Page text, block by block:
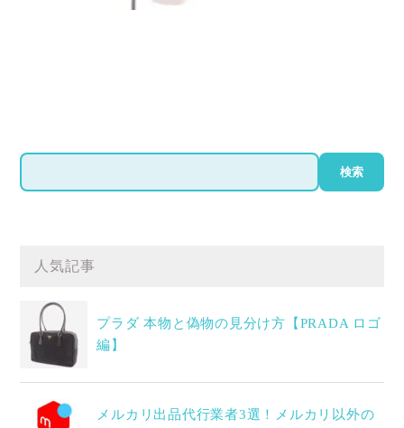
検
索
検索
人気記事
プラダ 本物と偽物の見分け方【PRADA ロゴ
編】
メルカリ出品代行業者3選！メルカリ以外の